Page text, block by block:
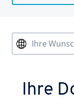
Ihre
Ihre